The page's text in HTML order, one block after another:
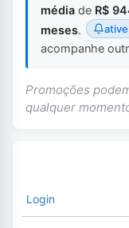
média de R$
meses.
acompanhe
Promoções
qualquer
Login